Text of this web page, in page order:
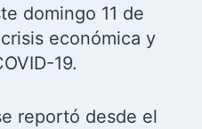
domingo 11 de
económica y
19.
reportó desde el